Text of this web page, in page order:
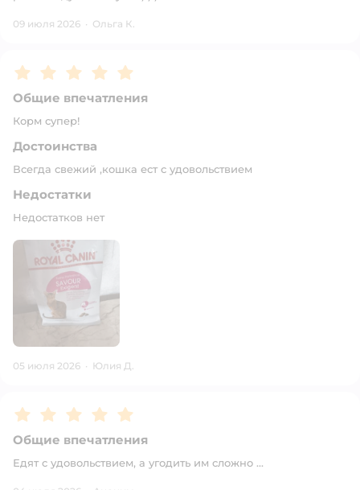
09 июля 2026 · Ольга К.
Рейтинг:5
Общие впечатления
Корм супер!
Достоинства
Всегда свежий ,кошка ест с удовольствием
Недостатки
Недостатков нет
05 июля 2026 · Юлия Д.
Рейтинг:5
Общие впечатления
Едят с удовольствием, а угодить им сложно ...